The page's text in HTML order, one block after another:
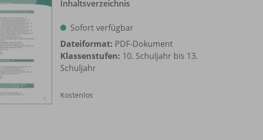
Inhaltsverzeichnis
Sofort verfügbar
Dateiformat: PDF-Dokument
Klassenstufen: 10. Schuljahr bis 13.
Schuljahr
Kostenlos